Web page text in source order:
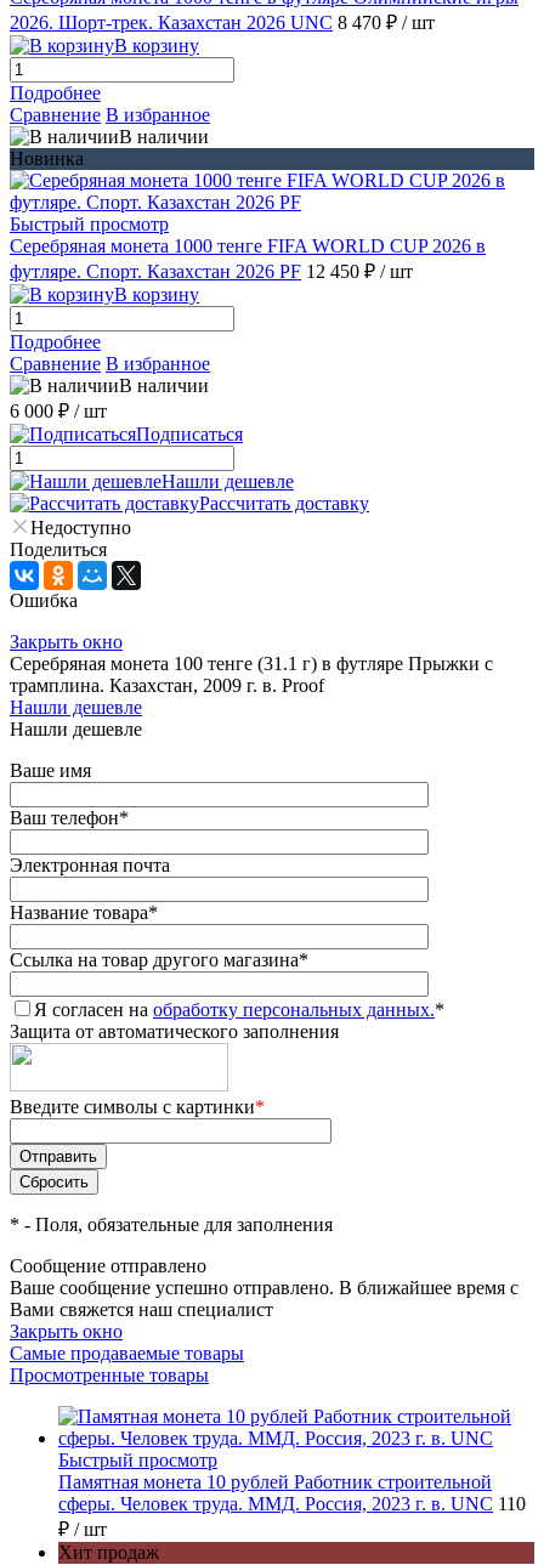
2026. Шорт-трек. Казахстан 2026 UNC 8 470 ₽ / шт
В корзину
Подробнее
Сравнение В избранное
В наличии
Новинка
Быстрый просмотр
Серебряная монета 1000 тенге FIFA WORLD CUP 2026 в
футляре. Спорт. Казахстан 2026 PF 12 450 ₽ / шт
В корзину
Подробнее
Сравнение В избранное
В наличии
6 000 ₽ / шт
Подписаться
Нашли дешевле
Рассчитать доставку
Недоступно
Поделиться
Ошибка
Закрыть окно
Серебряная монета 100 тенге (31.1 г) в футляре Прыжки с
трамплина. Казахстан, 2009 г. в. Proof
Нашли дешевле
Нашли дешевле
Ваше имя
Ваш телефон*
Электронная почта
Название товара*
Ссылка на товар другого магазина*
Я согласен на обработку персональных данных.*
Защита от автоматического заполнения
Введите символы с картинки*
* - Поля, обязательные для заполнения
Сообщение отправлено
Ваше сообщение успешно отправлено. В ближайшее время с
Вами свяжется наш специалист
Закрыть окно
Самые продаваемые товары
Просмотренные товары
Быстрый просмотр
Памятная монета 10 рублей Работник строительной
сферы. Человек труда. ММД. Россия, 2023 г. в. UNC 110
₽ / шт
Хит продаж